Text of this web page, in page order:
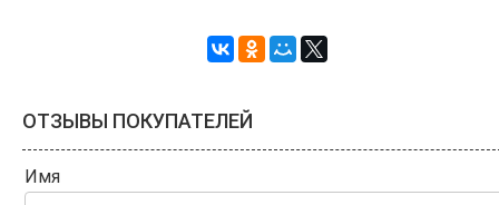
ОТЗЫВЫ ПОКУПАТЕЛЕЙ
Имя